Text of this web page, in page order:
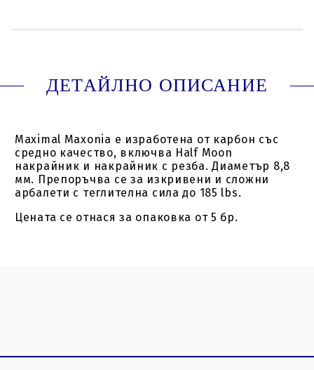
ДЕТАЙЛНО ОПИСАНИЕ
Maximal Maxonia е изработена от карбон със
средно качество, включва Half Moon
накрайник и накрайник с резба. Диаметър 8,8
мм. Препоръчва се за изкривени и сложни
арбалети с теглителна сила до 185 lbs.
Цената се отнася за опаковка от 5 бр.